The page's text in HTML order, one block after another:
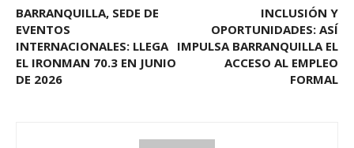
BARRANQUILLA, SEDE DE
EVENTOS
INTERNACIONALES: LLEGA
EL IRONMAN 70.3 EN JUNIO
DE 2026
INCLUSIÓN Y
OPORTUNIDADES: ASÍ
IMPULSA BARRANQUILLA EL
ACCESO AL EMPLEO
FORMAL